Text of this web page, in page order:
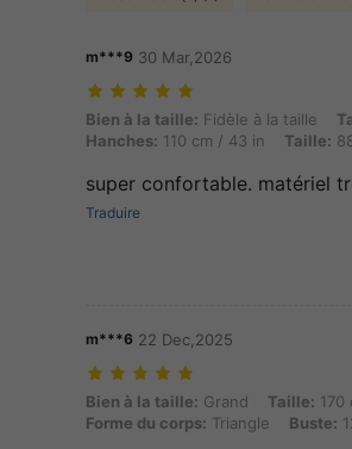
m***9 30 Mar,2026
Bien à la taille: Fidèle à la taille, Taille:
Bien à la taille: Fidèle à la taille
Hanches: 110 cm / 43 in Taille:
super confortable. matériel
Traduire
m***6 22 Dec,2025
Bien à la taille: Grand, Taille: 170 cm /
Bien à la taille: Grand Taille: 170
Forme du corps: Triangle Buste: